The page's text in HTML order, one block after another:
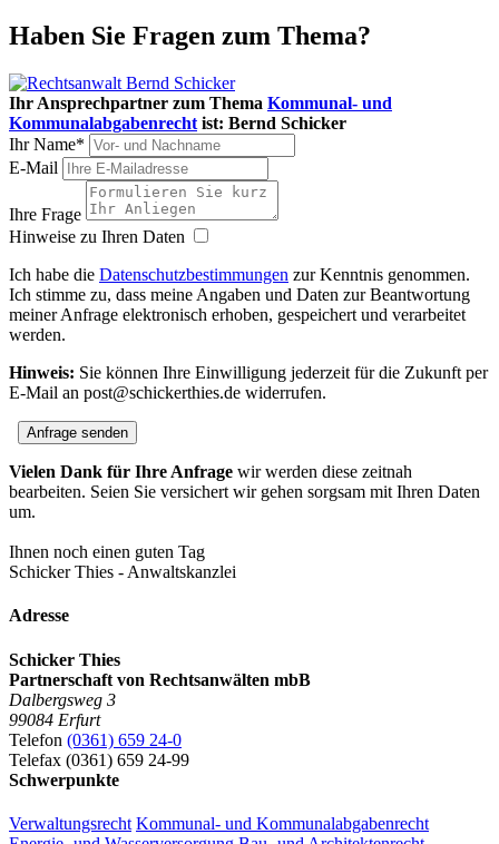
Haben Sie Fragen zum Thema?
Ihr Ansprechpartner zum Thema Kommunal- und
Kommunalabgabenrecht ist: Bernd Schicker
Ihr Name*
E-Mail
Ihre Frage
Hinweise zu Ihren Daten
Ich habe die Datenschutzbestimmungen zur Kenntnis genommen.
Ich stimme zu, dass meine Angaben und Daten zur Beantwortung
meiner Anfrage elektronisch erhoben, gespeichert und verarbeitet
werden.
Hinweis: Sie können Ihre Einwilligung jederzeit für die Zukunft per
E-Mail an post@schickerthies.de widerrufen.
Anfrage senden
Vielen Dank für Ihre Anfrage wir werden diese zeitnah
bearbeiten. Seien Sie versichert wir gehen sorgsam mit Ihren Daten
um.
Ihnen noch einen guten Tag
Schicker Thies - Anwaltskanzlei
Adresse
Schicker Thies
Partnerschaft von Rechtsanwälten mbB
Dalbergsweg 3
99084 Erfurt
Telefon (0361) 659 24-0
Telefax (0361) 659 24-99
Schwerpunkte
Verwaltungsrecht Kommunal- und Kommunalabgabenrecht